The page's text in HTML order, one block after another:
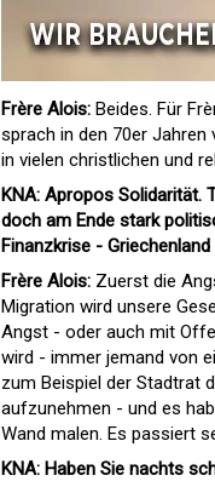
Frère Alois: Beides. Für
sprach in den 70er Jahren
in vielen christlichen und
KNA: Apropos Solidarität.
doch am Ende stark
Finanzkrise -
Frère Alois: Zuerst die
Migration wird unsere
Angst - oder auch mit
wird - immer jemand von
zum Beispiel der Stadtrat
aufzunehmen - und es
Wand malen. Es passiert
KNA: Haben Sie nachts